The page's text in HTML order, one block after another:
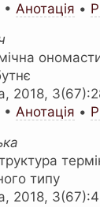
• Анотація •
2018,
• Анотація •
типу
2018,